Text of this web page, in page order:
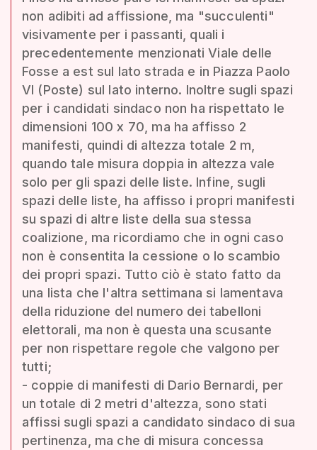
non adibiti ad affissione, ma "succulenti"
visivamente per i passanti, quali i
precedentemente menzionati Viale delle
Fosse a est sul lato strada e in Piazza Paolo
VI (Poste) sul lato interno. Inoltre sugli spazi
per i candidati sindaco non ha rispettato le
dimensioni 100 x 70, ma ha affisso 2
manifesti, quindi di altezza totale 2 m,
quando tale misura doppia in altezza vale
solo per gli spazi delle liste. Infine, sugli
spazi delle liste, ha affisso i propri manifesti
su spazi di altre liste della sua stessa
coalizione, ma ricordiamo che in ogni caso
non è consentita la cessione o lo scambio
dei propri spazi. Tutto ciò è stato fatto da
una lista che l'altra settimana si lamentava
della riduzione del numero dei tabelloni
elettorali, ma non è questa una scusante
per non rispettare regole che valgono per
tutti;
- coppie di manifesti di Dario Bernardi, per
un totale di 2 metri d'altezza, sono stati
affissi sugli spazi a candidato sindaco di sua
pertinenza, ma che di misura concessa